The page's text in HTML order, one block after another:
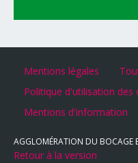
Mentions légales
Politique d'utilisation des
Mentions d'information
AGGLOMÉRATION DU BOCAGE
Retour à la version